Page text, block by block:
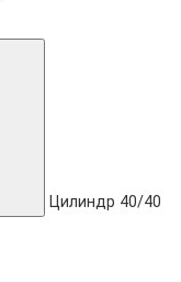
Цилиндр 40/40